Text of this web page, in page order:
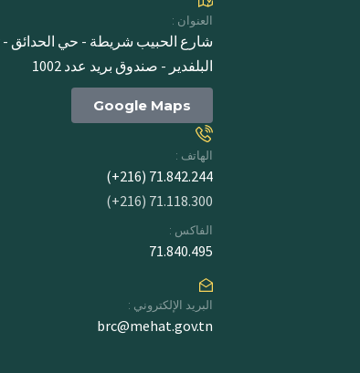
العنوان :
شارع الحبيب شريطة - حي الحدائق
البلفدير - صندوق بريد عدد 1002
Google Maps
الهاتف :
71.842.244 (216+)
71.118.300 (216+)
الفاكس :
71.840.495
البريد الإلكتروني :
brc@mehat.gov.tn